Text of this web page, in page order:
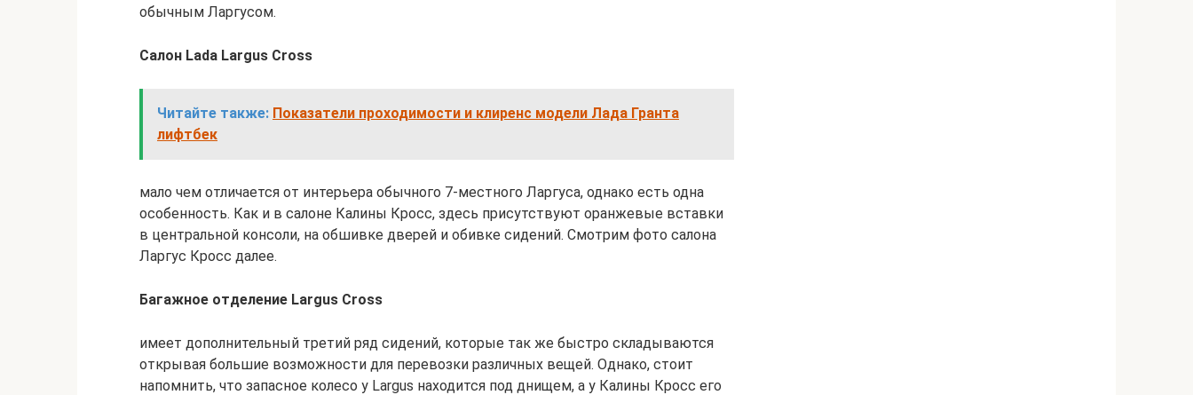
обычным Ларгусом.
Салон Lada Largus Cross
Читайте также: Показатели проходимости и клиренс модели Лада Гранта
лифтбек
мало чем отличается от интерьера обычного 7-местного Ларгуса, однако есть одна
особенность. Как и в салоне Калины Кросс, здесь присутствуют оранжевые вставки
в центральной консоли, на обшивке дверей и обивке сидений. Смотрим фото салона
Ларгус Кросс далее.
Багажное отделение Largus Cross
имеет дополнительный третий ряд сидений, которые так же быстро складываются
открывая большие возможности для перевозки различных вещей. Однако, стоит
напомнить, что запасное колесо у Largus находится под днищем, а у Калины Кросс его